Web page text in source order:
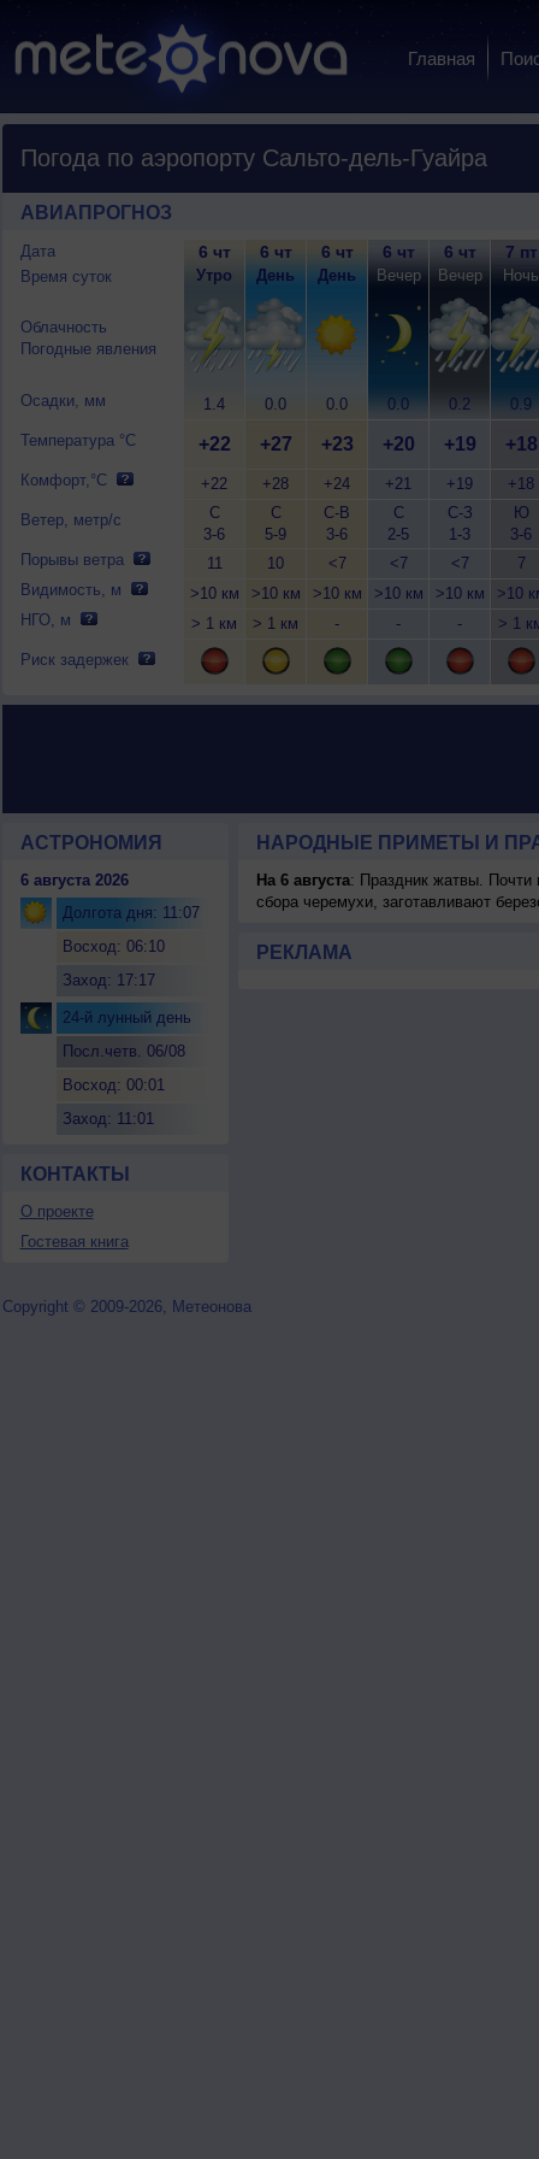
Главная
Погода по аэропорту Сальто-дель-Гуайра
АВИАПРОГНОЗ
Дата
Время суток
Облачность
Погодные явления
Осадки, мм
Температура °C
Комфорт,°C
Ветер, метр/с
Порывы ветра
Видимость, м
НГО, м
Риск задержек
6 чт
Утро
1.4
+22
+22
С
3-6
11
>10 км
> 1 км
6 чт
День
0.0
+27
+28
С
5-9
10
>10 км
> 1 км
6 чт
День
0.0
+23
+24
С-В
3-6
<7
>10 км
-
6 чт
Вечер
0.0
+20
+21
С
2-5
<7
>10 км
-
6 чт
Вечер
0.2
+19
+19
С-З
1-3
<7
>10 км
-
7 пт
Ночь
0.9
+18
+18
Ю
3-6
7
>10
> 1
АСТРОНОМИЯ
6 августа 2026
Долгота дня: 11:07
Восход: 06:10
Заход: 17:17
24-й лунный день
Посл.четв. 06/08
Восход: 00:01
Заход: 11:01
КОНТАКТЫ
О проекте
Гостевая книга
НАРОДНЫЕ ПРИМЕТЫ И
На 6 августа: Праздник жатвы. Почти
сбора черемухи, заготавливают
РЕКЛАМА
Copyright © 2009-2026, Метеонова